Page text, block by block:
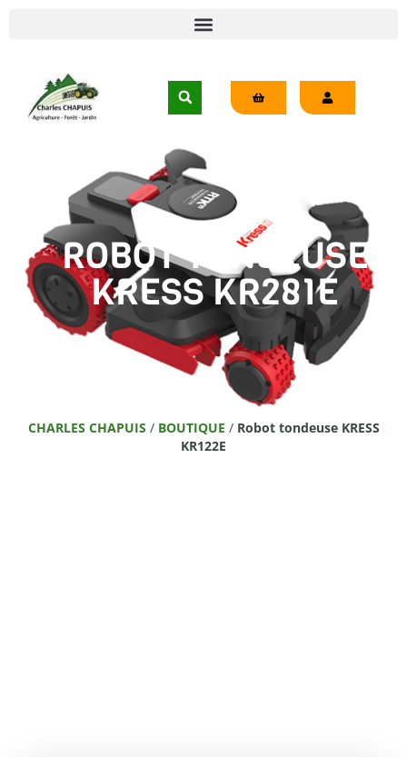
ROBOT TONDEUSE
KRESS KR281E
CHARLES CHAPUIS / BOUTIQUE / Robot tondeuse KRESS
KR122E